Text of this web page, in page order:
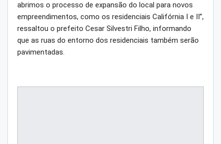
abrimos o processo de expansão do local para novos
empreendimentos, como os residenciais Califórnia I e II”,
ressaltou o prefeito Cesar Silvestri Filho, informando
que as ruas do entorno dos residenciais também serão
pavimentadas.